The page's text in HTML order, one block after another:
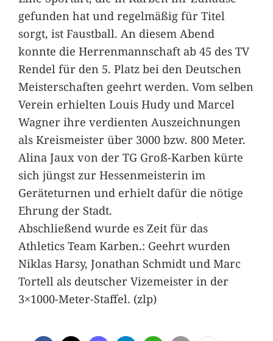
gefunden hat und regelmäßig für Titel
sorgt, ist Faustball. An diesem Abend
konnte die Herrenmannschaft ab 45 des TV
Rendel für den 5. Platz bei den Deutschen
Meisterschaften geehrt werden. Vom selben
Verein erhielten Louis Hudy und Marcel
Wagner ihre verdienten Auszeichnungen
als Kreismeister über 3000 bzw. 800 Meter.
Alina Jaux von der TG Groß-Karben kürte
sich jüngst zur Hessenmeisterin im
Geräteturnen und erhielt dafür die nötige
Ehrung der Stadt.
Abschließend wurde es Zeit für das
Athletics Team Karben.: Geehrt wurden
Niklas Harsy, Jonathan Schmidt und Marc
Tortell als deutscher Vizemeister in der
3×1000-Meter-Staffel. (zlp)